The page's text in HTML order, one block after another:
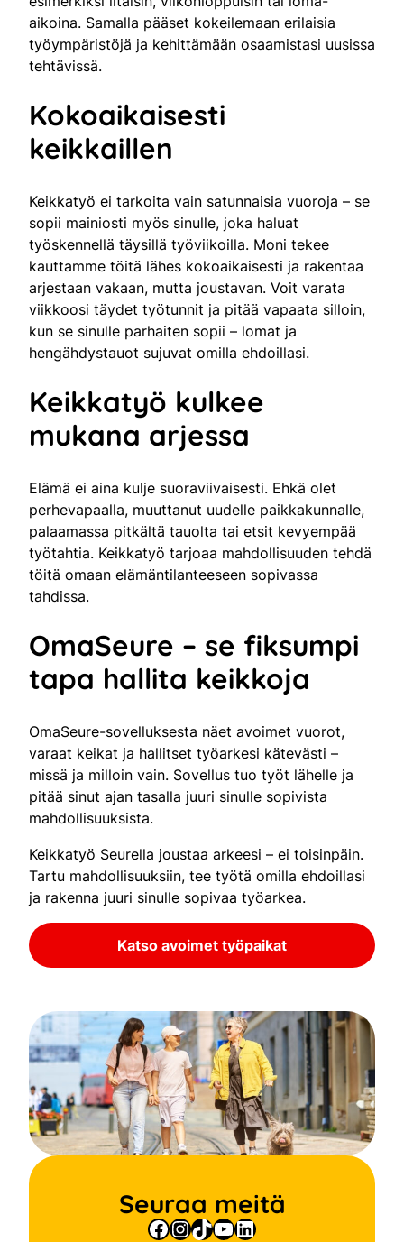
aikoina. Samalla pääset kokeilemaan erilaisia
työympäristöjä ja kehittämään osaamistasi uusissa
tehtävissä.
Kokoaikaisesti
keikkaillen
Keikkatyö ei tarkoita vain satunnaisia vuoroja – se
sopii mainiosti myös sinulle, joka haluat
työskennellä täysillä työviikoilla. Moni tekee
kauttamme töitä lähes kokoaikaisesti ja rakentaa
arjestaan vakaan, mutta joustavan. Voit varata
viikkoosi täydet työtunnit ja pitää vapaata silloin,
kun se sinulle parhaiten sopii – lomat ja
hengähdystauot sujuvat omilla ehdoillasi.
Keikkatyö kulkee
mukana arjessa
Elämä ei aina kulje suoraviivaisesti. Ehkä olet
perhevapaalla, muuttanut uudelle paikkakunnalle,
palaamassa pitkältä tauolta tai etsit kevyempää
työtahtia. Keikkatyö tarjoaa mahdollisuuden tehdä
töitä omaan elämäntilanteeseen sopivassa
tahdissa.
OmaSeure – se fiksumpi
tapa hallita keikkoja
OmaSeure-sovelluksesta näet avoimet vuorot,
varaat keikat ja hallitset työarkesi kätevästi –
missä ja milloin vain. Sovellus tuo työt lähelle ja
pitää sinut ajan tasalla juuri sinulle sopivista
mahdollisuuksista.
Keikkatyö Seurella joustaa arkeesi – ei toisinpäin.
Tartu mahdollisuuksiin, tee työtä omilla ehdoillasi
ja rakenna juuri sinulle sopivaa työarkea.
Katso avoimet työpaikat
Seuraa meitä
Facebook
Instagram
TikTok
YouTube
LinkedIn